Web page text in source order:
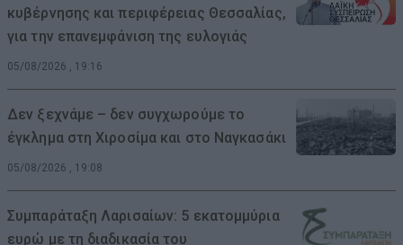
κυβέρνησης και περιφέρειας Θεσσαλίας,
για την επανεμφάνιση της ευλογιάς
05/08/2026 , 19:16
Δεν ξεχνάμε – δεν συγχωρούμε το
έγκλημα στη Χιροσίμα και στο Ναγκασάκι
05/08/2026 , 19:08
Συμπαράταξη Λαρισαίων: 5 εκατομμύρια
ευρώ με τη διαδικασία του